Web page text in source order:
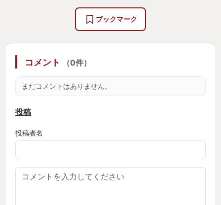
ブックマーク
コメント （0件）
まだコメントはありません。
投稿
投稿者名